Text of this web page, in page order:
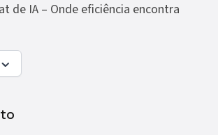
de IA – Onde eficiência encontra